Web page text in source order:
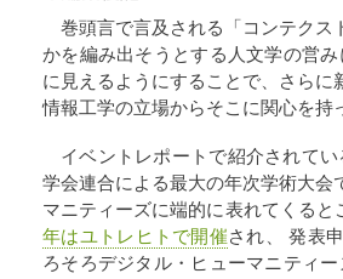
巻頭言で言及される「コンテク
かを編み出そうとする人文学の営
に見えるようにすることで、さら
情報工学の立場からそこに関心を
イベントレポートで紹介されて
学会連合による最大の年次学術大
マニティーズに端的に表れてくる
年はユトレヒトで開催され、 発表
ろそろデジタル・ヒューマニティ